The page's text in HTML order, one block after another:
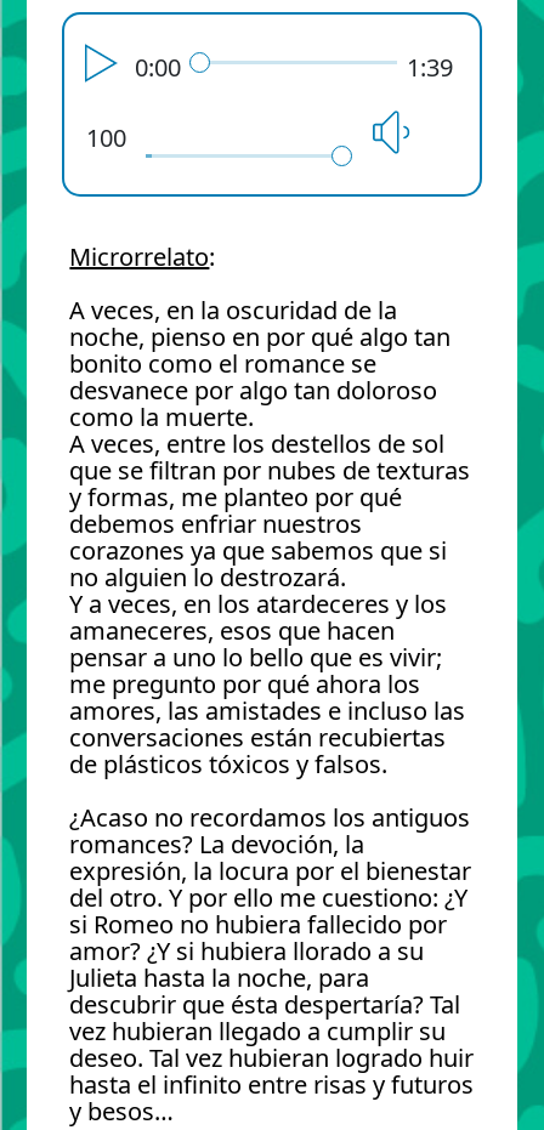
0:00 1:39
100
Microrrelato:
A veces, en la oscuridad de la
noche, pienso en por qué algo tan
bonito como el romance se
desvanece por algo tan doloroso
como la muerte.
A veces, entre los destellos de sol
que se filtran por nubes de texturas
y formas, me planteo por qué
debemos enfriar nuestros
corazones ya que sabemos que si
no alguien lo destrozará.
Y a veces, en los atardeceres y los
amaneceres, esos que hacen
pensar a uno lo bello que es vivir;
me pregunto por qué ahora los
amores, las amistades e incluso las
conversaciones están recubiertas
de plásticos tóxicos y falsos.
¿Acaso no recordamos los antiguos
romances? La devoción, la
expresión, la locura por el bienestar
del otro. Y por ello me cuestiono: ¿Y
si Romeo no hubiera fallecido por
amor? ¿Y si hubiera llorado a su
Julieta hasta la noche, para
descubrir que ésta despertaría? Tal
vez hubieran llegado a cumplir su
deseo. Tal vez hubieran logrado huir
hasta el infinito entre risas y futuros
y besos…